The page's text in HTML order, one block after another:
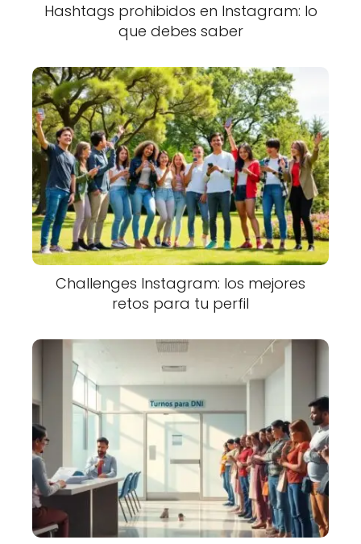
Hashtags prohibidos en Instagram: lo
que debes saber
Challenges Instagram: los mejores
retos para tu perfil